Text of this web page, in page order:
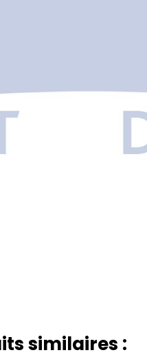
similaires :